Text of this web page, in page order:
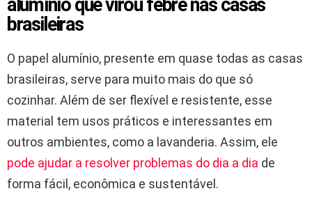
alumínio que virou febre nas casas
brasileiras
O papel alumínio, presente em quase todas as casas
brasileiras, serve para muito mais do que só
cozinhar. Além de ser flexível e resistente, esse
material tem usos práticos e interessantes em
outros ambientes, como a lavanderia. Assim, ele
pode ajudar a resolver problemas do dia a dia de
forma fácil, econômica e sustentável.